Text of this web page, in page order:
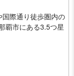
国際通り徒歩圏内の
覇市にある3.5つ星